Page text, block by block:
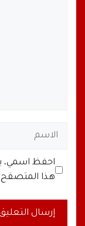
الاسم
البريد
الإلكتروني
الموقع
الإلكتروني
احفظ اسمي،
هذا المتصفح